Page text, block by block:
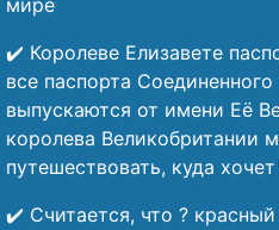
мире
✔️ Королеве Елизавете
все паспорта
выпускаются от имени Её
королева Великобритании
путешествовать, куда
✔️ Считается, что ?